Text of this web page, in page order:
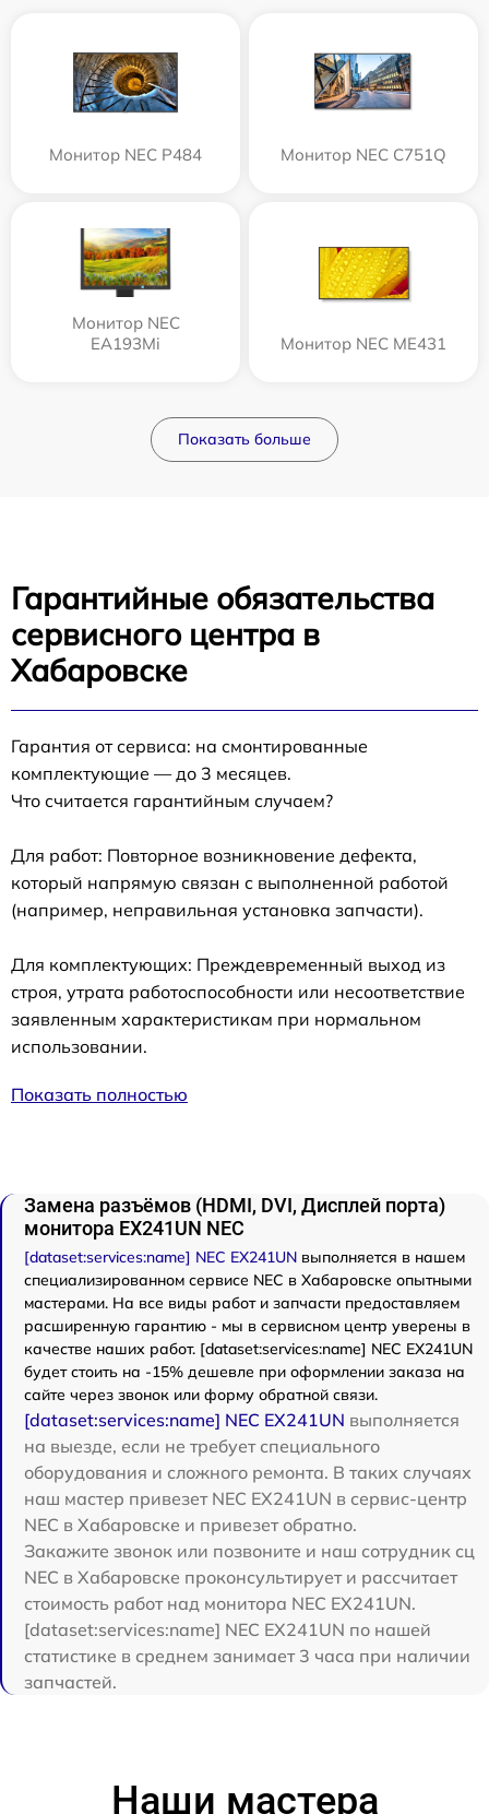
Монитор NEC P484 Монитор NEC C751Q
Монитор NEC
EA193Mi
Монитор NEC ME431
Показать больше
Гарантийные обязательства
сервисного центра в
Хабаровске
Гарантия от сервиса: на смонтированные
комплектующие — до 3 месяцев.
Что считается гарантийным случаем?
Для работ: Повторное возникновение дефекта,
который напрямую связан с выполненной работой
(например, неправильная установка запчасти).
Для комплектующих: Преждевременный выход из
строя, утрата работоспособности или несоответствие
заявленным характеристикам при нормальном
использовании.
Показать полностью
Замена разъёмов (HDMI, DVI, Дисплей порта)
монитора EX241UN NEC
[dataset:services:name] NEC EX241UN выполняется в нашем
специализированном сервисе NEC в Хабаровске опытными
мастерами. На все виды работ и запчасти предоставляем
расширенную гарантию - мы в сервисном центр уверены в
качестве наших работ. [dataset:services:name] NEC EX241UN
будет стоить на -15% дешевле при оформлении заказа на
сайте через звонок или форму обратной связи.
[dataset:services:name] NEC EX241UN выполняется
на выезде, если не требует специального
оборудования и сложного ремонта. В таких случаях
наш мастер привезет NEC EX241UN в сервис-центр
NEC в Хабаровске и привезет обратно.
Закажите звонок или позвоните и наш сотрудник сц
NEC в Хабаровске проконсультирует и рассчитает
стоимость работ над монитора NEC EX241UN.
[dataset:services:name] NEC EX241UN по нашей
статистике в среднем занимает 3 часа при наличии
запчастей.
Наши мастера